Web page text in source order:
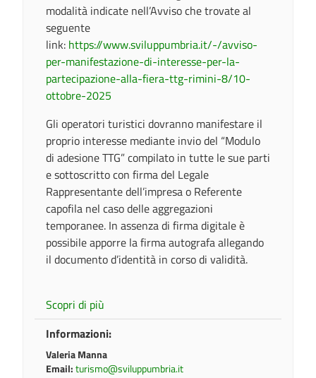
modalità indicate nell’Avviso che trovate al
seguente
link: https://www.sviluppumbria.it/-/avviso-
per-manifestazione-di-interesse-per-la-
partecipazione-alla-fiera-ttg-rimini-8/10-
ottobre-2025
Gli operatori turistici dovranno manifestare il
proprio interesse mediante invio del “Modulo
di adesione TTG” compilato in tutte le sue parti
e sottoscritto con firma del Legale
Rappresentante dell’impresa o Referente
capofila nel caso delle aggregazioni
temporanee. In assenza di firma digitale è
possibile apporre la firma autografa allegando
il documento d’identità in corso di validità.
Scopri di più
Informazioni:
Valeria Manna
Email:turismo@sviluppumbria.it